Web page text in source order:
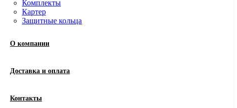
Комплекты
Картер
Защитные кольца
О компании
Доставка и оплата
Контакты